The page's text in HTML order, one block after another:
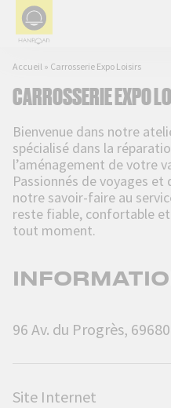
Accueil » Carrosserie Expo Loisirs
CARROSSERIE EXPO
Bienvenue dans notre
spécialisé dans la
l’aménagement de votre
Passionnés de voyages
notre savoir-faire au
reste fiable, confortable
tout moment.
96 Av. du Progrès,
Site Internet